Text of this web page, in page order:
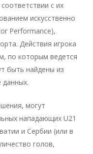
с их
искусственно
Performance),
Действия игрока
по которым ведется
быть найдены из
данных.
могут
нападающих U21
и Сербии (или в
голов,